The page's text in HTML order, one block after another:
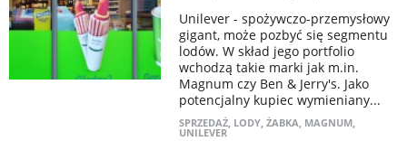
Unilever - spożywczo-przemysłowy
gigant, może pozbyć się segmentu
lodów. W skład jego portfolio
wchodzą takie marki jak m.in.
Magnum czy Ben & Jerry's. Jako
potencjalny kupiec wymieniany...
SPRZEDAŻ, LODY, ŻABKA, MAGNUM,
UNILEVER